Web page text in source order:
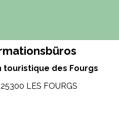
des Fourgs
LES FOURGS